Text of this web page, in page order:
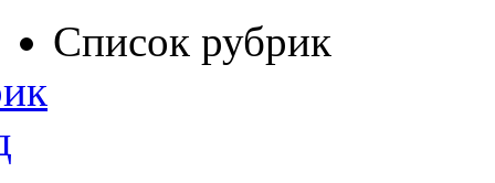
Список рубрик